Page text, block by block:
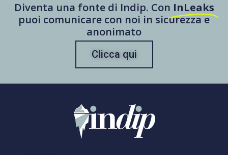
Diventa una fonte di Indip. Con InLeaks
puoi comunicare con noi in sicurezza e
anonimato
Clicca qui